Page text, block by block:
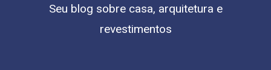
Seu blog sobre casa, arquitetura e
revestimentos